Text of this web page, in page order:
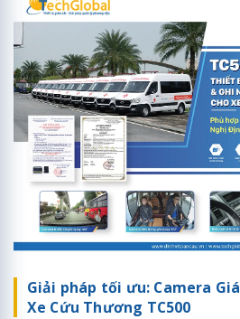
Giải pháp tối ưu: Camera
Xe Cứu Thương TC500